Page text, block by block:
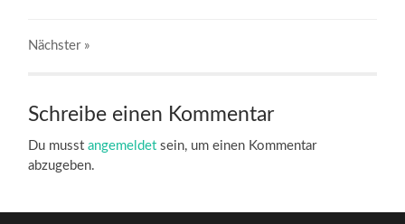
Nächster »
Schreibe einen Kommentar
Du musstangemeldet sein, um einen Kommentar
abzugeben.